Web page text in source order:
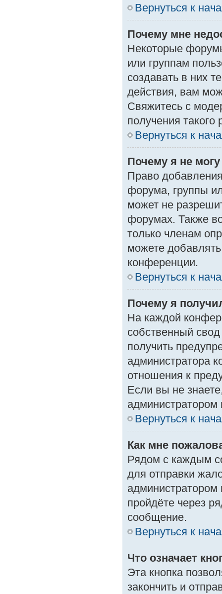
Вернуться к
Почему мне
Некоторые
или группам
создавать в них
действия, вам
Свяжитесь с
получения такого
Вернуться к
Почему я не
Право
форума, группы
может не
форумах. Также
только членам
можете
конференции.
Вернуться к
Почему я
На каждой
собственный
получить
администратора
отношения к
Если вы не
Вернуться к
Как мне
Рядом с каждым
для отправки
пройдёте через
сообщение.
Вернуться к
Что означает
Эта кнопка
закончить и